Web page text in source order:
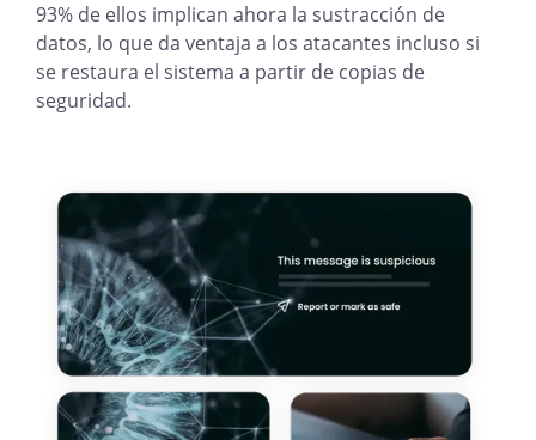
93% de ellos implican ahora la sustracción de
datos, lo que da ventaja a los atacantes incluso si
se restaura el sistema a partir de copias de
seguridad.